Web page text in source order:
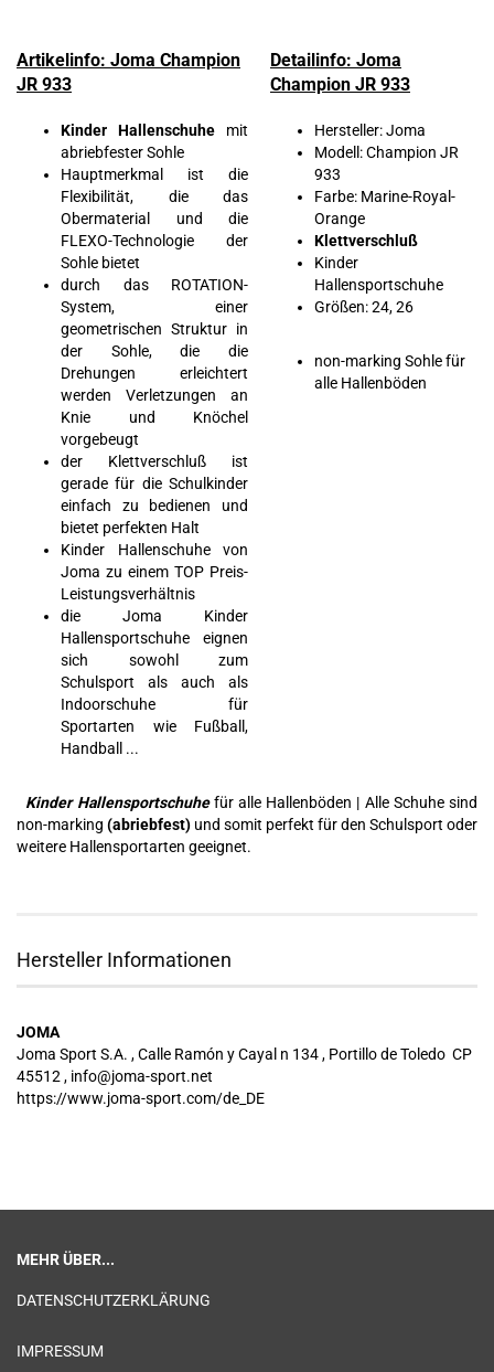
Artikelinfo: Joma Champion
JR 933
Detailinfo: Joma
Champion JR 933
Kinder Hallenschuhe mit
abriebfester Sohle
Hauptmerkmal ist die
Flexibilität, die das
Obermaterial und die
FLEXO-Technologie der
Sohle bietet
durch das ROTATION-
System, einer
geometrischen Struktur in
der Sohle, die die
Drehungen erleichtert
werden Verletzungen an
Knie und Knöchel
vorgebeugt
der Klettverschluß ist
gerade für die Schulkinder
einfach zu bedienen und
bietet perfekten Halt
Kinder Hallenschuhe von
Joma zu einem TOP Preis-
Leistungsverhältnis
die Joma Kinder
Hallensportschuhe eignen
sich sowohl zum
Schulsport als auch als
Indoorschuhe für
Sportarten wie Fußball,
Handball ...
Hersteller: Joma
Modell: Champion JR
933
Farbe: Marine-Royal-
Orange
Klettverschluß
Kinder
Hallensportschuhe
Größen: 24, 26
non-marking Sohle für
alle Hallenböden
Kinder Hallensportschuhe für alle Hallenböden | Alle Schuhe sind
non-marking (abriebfest) und somit perfekt für den Schulsport oder
weitere Hallensportarten geeignet.
Hersteller Informationen
JOMA
Joma Sport S.A. , Calle Ramón y Cayal n 134 , Portillo de Toledo CP
45512 , info@joma-sport.net
https://www.joma-sport.com/de_DE
MEHR ÜBER...
DATENSCHUTZERKLÄRUNG
IMPRESSUM